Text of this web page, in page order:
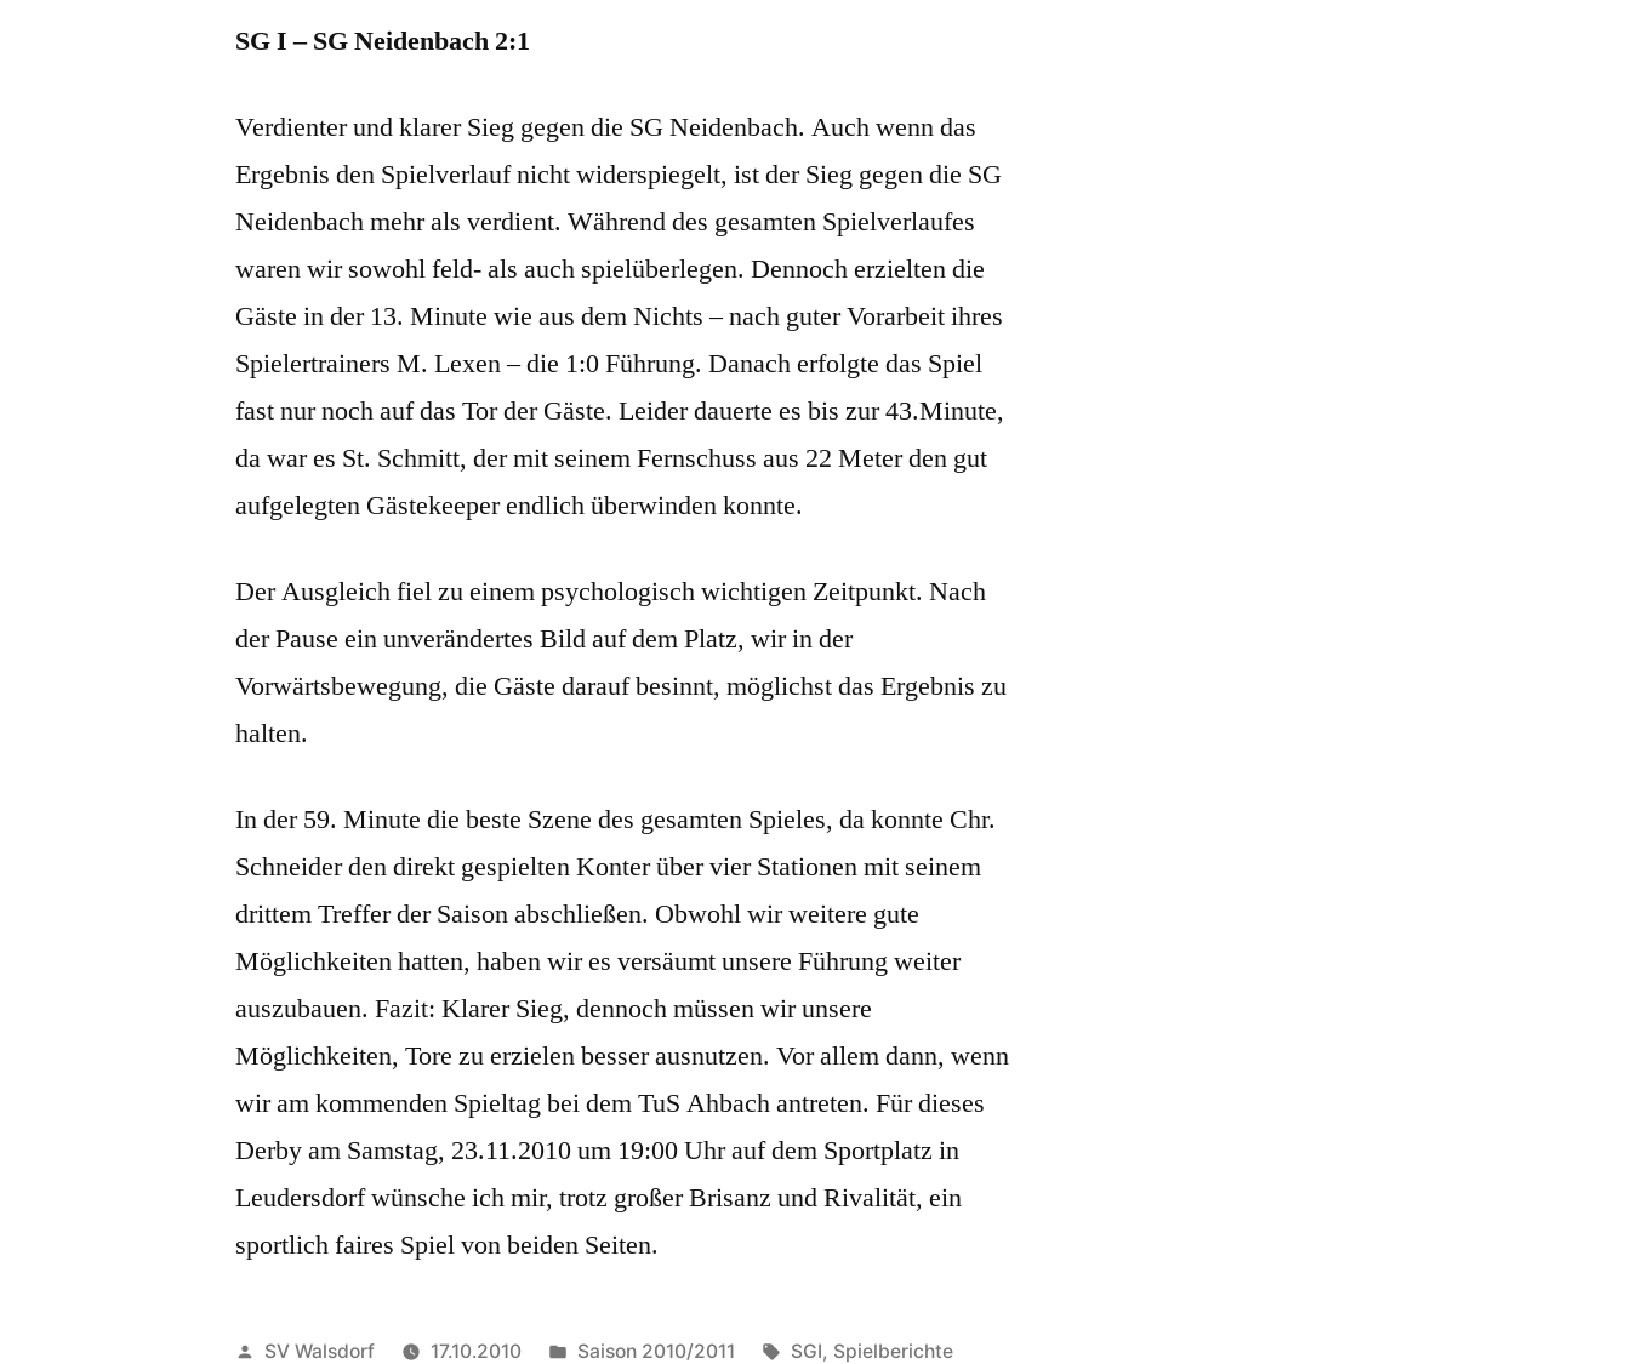
SG I – SG Neidenbach 2:1
Verdienter und klarer Sieg gegen die SG Neidenbach. Auch wenn das
Ergebnis den Spielverlauf nicht widerspiegelt, ist der Sieg gegen die SG
Neidenbach mehr als verdient. Während des gesamten Spielverlaufes
waren wir sowohl feld- als auch spielüberlegen. Dennoch erzielten die
Gäste in der 13. Minute wie aus dem Nichts – nach guter Vorarbeit ihres
Spielertrainers M. Lexen – die 1:0 Führung. Danach erfolgte das Spiel
fast nur noch auf das Tor der Gäste. Leider dauerte es bis zur 43.Minute,
da war es St. Schmitt, der mit seinem Fernschuss aus 22 Meter den gut
aufgelegten Gästekeeper endlich überwinden konnte.
Der Ausgleich fiel zu einem psychologisch wichtigen Zeitpunkt. Nach
der Pause ein unverändertes Bild auf dem Platz, wir in der
Vorwärtsbewegung, die Gäste darauf besinnt, möglichst das Ergebnis zu
halten.
In der 59. Minute die beste Szene des gesamten Spieles, da konnte Chr.
Schneider den direkt gespielten Konter über vier Stationen mit seinem
drittem Treffer der Saison abschließen. Obwohl wir weitere gute
Möglichkeiten hatten, haben wir es versäumt unsere Führung weiter
auszubauen. Fazit: Klarer Sieg, dennoch müssen wir unsere
Möglichkeiten, Tore zu erzielen besser ausnutzen. Vor allem dann, wenn
wir am kommenden Spieltag bei dem TuS Ahbach antreten. Für dieses
Derby am Samstag, 23.11.2010 um 19:00 Uhr auf dem Sportplatz in
Leudersdorf wünsche ich mir, trotz großer Brisanz und Rivalität, ein
sportlich faires Spiel von beiden Seiten.
Veröffentlicht
SV Walsdorf 17.10.2010
Veröffentlicht
Saison 2010/2011 Schlagwörter:
SGI, Spielberichte